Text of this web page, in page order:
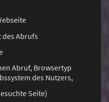
des Abrufs
Abruf, Browsertyp
des Nutzers,
Seite)